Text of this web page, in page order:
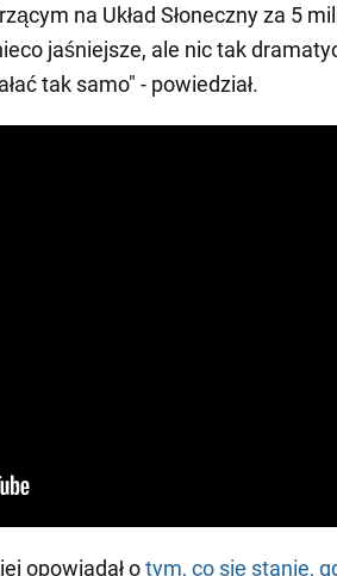
na Układ Słoneczny za 5
jaśniejsze, ale nic tak
tak samo" - powiedział.
opowiadał otym, co się stanie,